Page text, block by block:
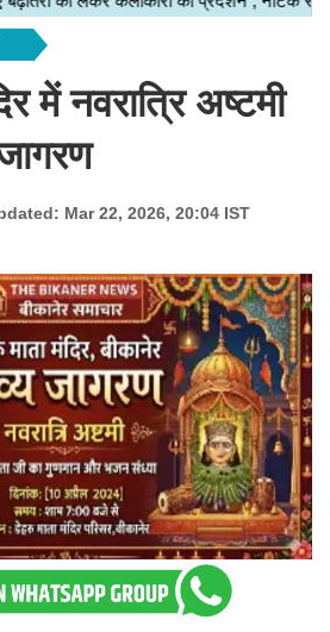
में नवरात्रि अष्टमी
Mar 22, 2026, 20:04 IST